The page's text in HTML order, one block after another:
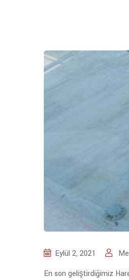
Eylül 2, 2021
En son geliştirdiğimiz